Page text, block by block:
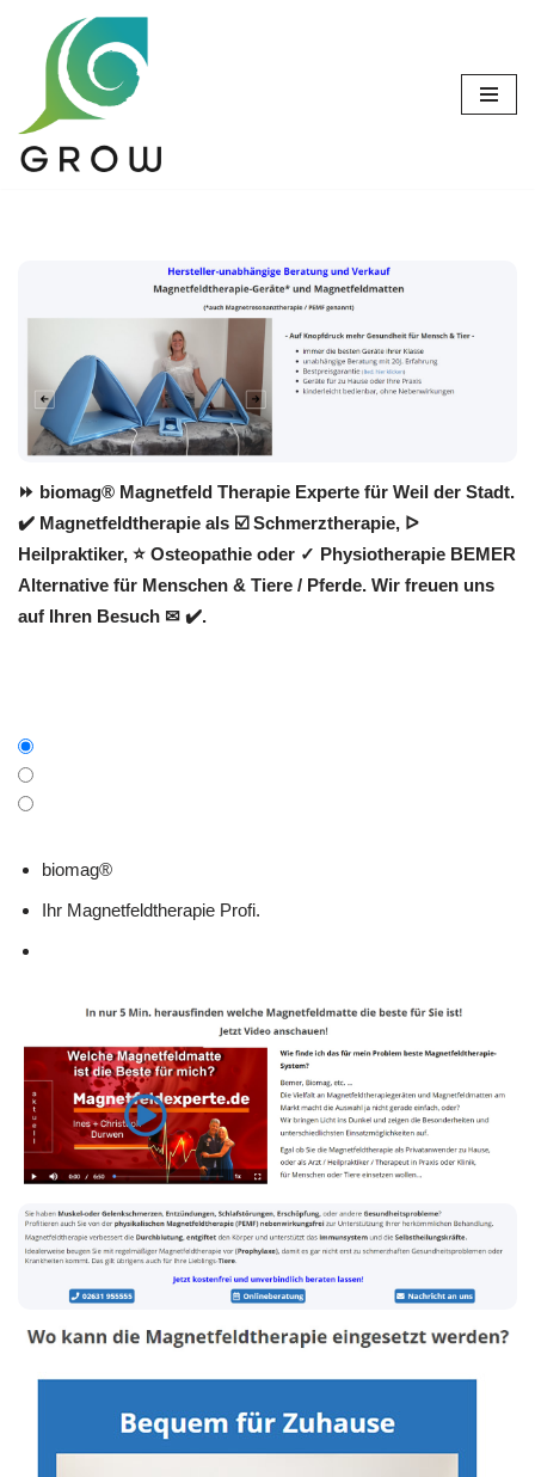
Zum
springen
⏩ biomag® Magnetfeld Therapie Experte für Weil der Stadt.
✔️ Magnetfeldtherapie als ☑️ Schmerztherapie, ᐅ
Heilpraktiker, ⭐ Osteopathie oder ✓ Physiotherapie BEMER
Alternative für Menschen & Tiere / Pferde. Wir freuen uns
auf Ihren Besuch ✉ ✔️.
biomag®
Ihr Magnetfeldtherapie Profi.